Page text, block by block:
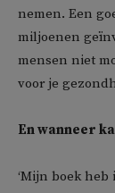
nemen. Een
miljoenen
mensen niet
voor je
En wanneer
‘Mijn boek